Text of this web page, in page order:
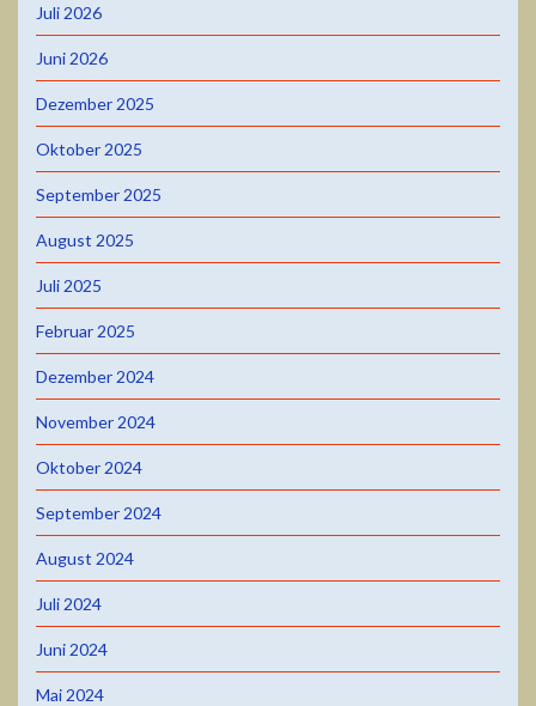
Juli 2026
Juni 2026
Dezember 2025
Oktober 2025
September 2025
August 2025
Juli 2025
Februar 2025
Dezember 2024
November 2024
Oktober 2024
September 2024
August 2024
Juli 2024
Juni 2024
Mai 2024